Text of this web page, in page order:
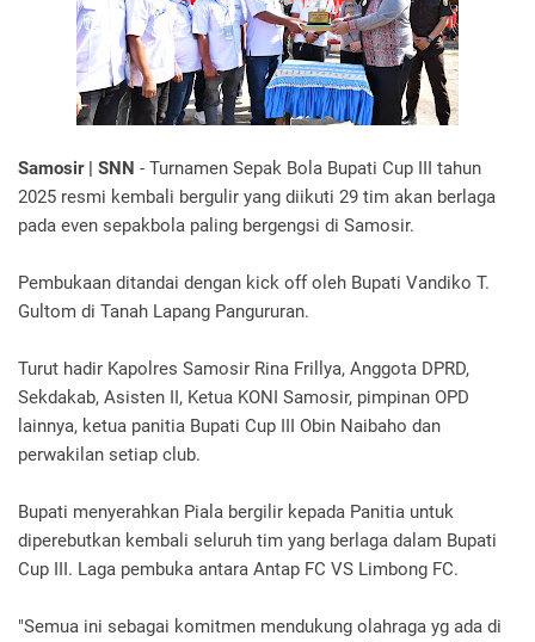
Samosir | SNN - Turnamen Sepak Bola Bupati Cup III tahun
2025 resmi kembali bergulir yang diikuti 29 tim akan berlaga
pada even sepakbola paling bergengsi di Samosir.
Pembukaan ditandai dengan kick off oleh Bupati Vandiko T.
Gultom di Tanah Lapang Pangururan.
Turut hadir Kapolres Samosir Rina Frillya, Anggota DPRD,
Sekdakab, Asisten II, Ketua KONI Samosir, pimpinan OPD
lainnya, ketua panitia Bupati Cup III Obin Naibaho dan
perwakilan setiap club.
Bupati menyerahkan Piala bergilir kepada Panitia untuk
diperebutkan kembali seluruh tim yang berlaga dalam Bupati
Cup III. Laga pembuka antara Antap FC VS Limbong FC.
"Semua ini sebagai komitmen mendukung olahraga yg ada di